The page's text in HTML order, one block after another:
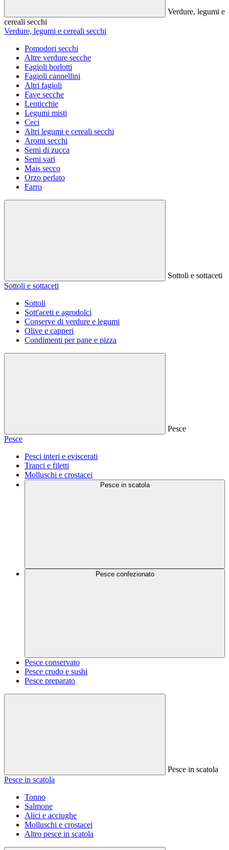
Verdure, legumi e
cereali secchi
Verdure, legumi e cereali secchi
Pomodori secchi
Altre verdure secche
Fagioli borlotti
Fagioli cannellini
Altri fagioli
Fave secche
Lenticchie
Legumi misti
Ceci
Altri legumi e cereali secchi
Aromi secchi
Semi di zucca
Semi vari
Mais secco
Orzo perlato
Farro
Sottoli e sottaceti
Sottoli e sottaceti
Sottoli
Sott'aceti e agrodolci
Conserve di verdure e legumi
Olive e capperi
Condimenti per pane e pizza
Pesce
Pesce
Pesci interi e eviscerati
Tranci e filetti
Molluschi e crostacei
Pesce in scatola
Pesce confezionato
Pesce conservato
Pesce crudo e sushi
Pesce preparato
Pesce in scatola
Pesce in scatola
Tonno
Salmone
Alici e acciughe
Molluschi e crostacei
Altro pesce in scatola